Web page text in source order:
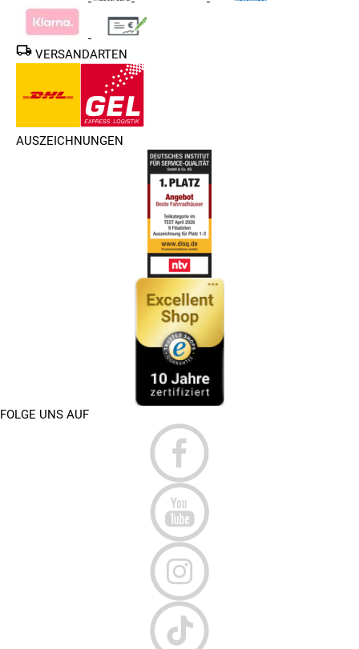
Ambitionen nicht gleich zu Tuningteilen greifen musst.
VERSANDARTEN
AUSZEICHNUNGEN
FOLGE UNS AUF